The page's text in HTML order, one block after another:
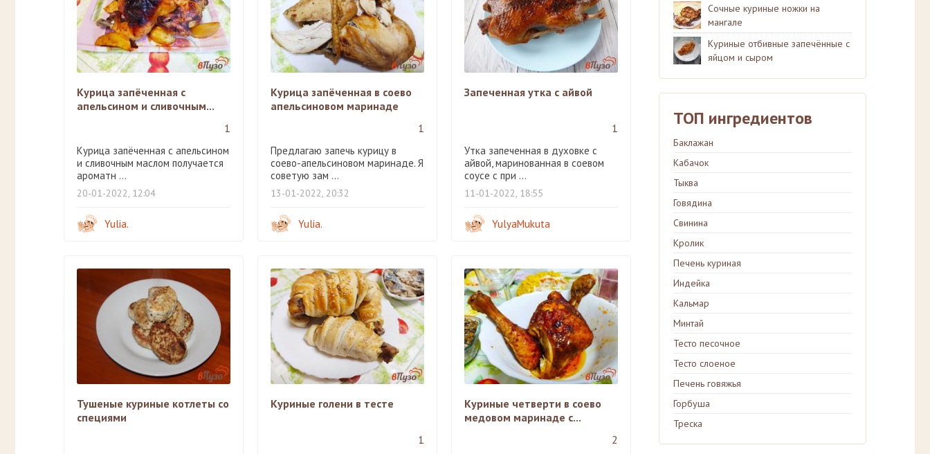
Курица запёченная с
апельсином и сливочным...
1
Курица запёченная с апельсином
и сливочным маслом получается
ароматн ...
20-01-2022, 12:04
Yulia.
Курица запёченная в соево
апельсиновом маринаде
1
Предлагаю запечь курицу в
соево-апельсиновом маринаде. Я
советую зам ...
13-01-2022, 20:32
Yulia.
Запеченная утка с айвой
1
Утка запеченная в духовке с
айвой, маринованная в соевом
соусе с при ...
11-01-2022, 18:55
YulyaMukuta
Тушеные куриные котлеты со
специями
Куриные голени в тесте
1
Куриные четверти в соево
медовом маринаде с...
2
Сочные куриные ножки на
мангале
Куриные отбивные запечённые с
яйцом и сыром
ТОП ингредиентов
Баклажан
Кабачок
Тыква
Говядина
Свинина
Кролик
Печень куриная
Индейка
Кальмар
Минтай
Тесто песочное
Тесто слоеное
Печень говяжья
Горбуша
Треска